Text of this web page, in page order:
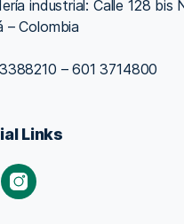
industrial: Calle 128 bis
– Colombia
– 601 3714800
Links